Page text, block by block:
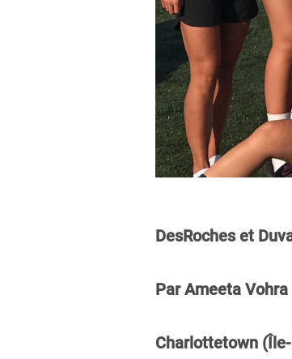
DesRoches et
Par Ameeta Vohra
Charlottetown